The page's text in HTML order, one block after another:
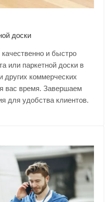
доски
и быстро
или паркетной доски в
других коммерческих
вас время. Завершаем
для удобства клиентов.